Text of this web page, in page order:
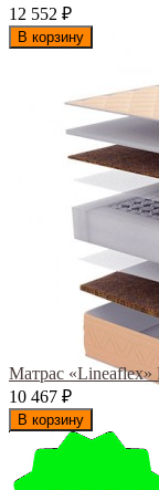
12 552 ₽
В корзину
Матрас «Lineaflex»
10 467 ₽
В корзину